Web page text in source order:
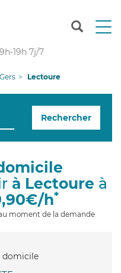
T
n
g
i
19h 7j/7
Gers Lectoure
Rechercher
à Lectoure à
h*
moment de la demande